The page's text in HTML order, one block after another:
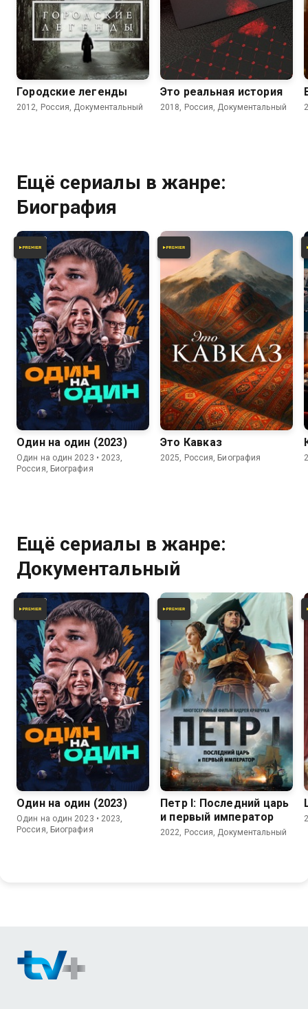
4.7
Городские легенды
2012, Россия, Документальный
Это реальная история
2018, Россия, Документальный
Ещё сериалы в жанре:
Биография
Один на один (2023)
Один на один 2023 • 2023,
Россия, Биография
Это Кавказ
2025, Россия, Биография
Ещё сериалы в жанре:
Документальный
Один на один (2023)
Один на один 2023 • 2023,
Россия, Биография
8.1
Петр I: Последний царь
и первый император
2022, Россия, Документальный